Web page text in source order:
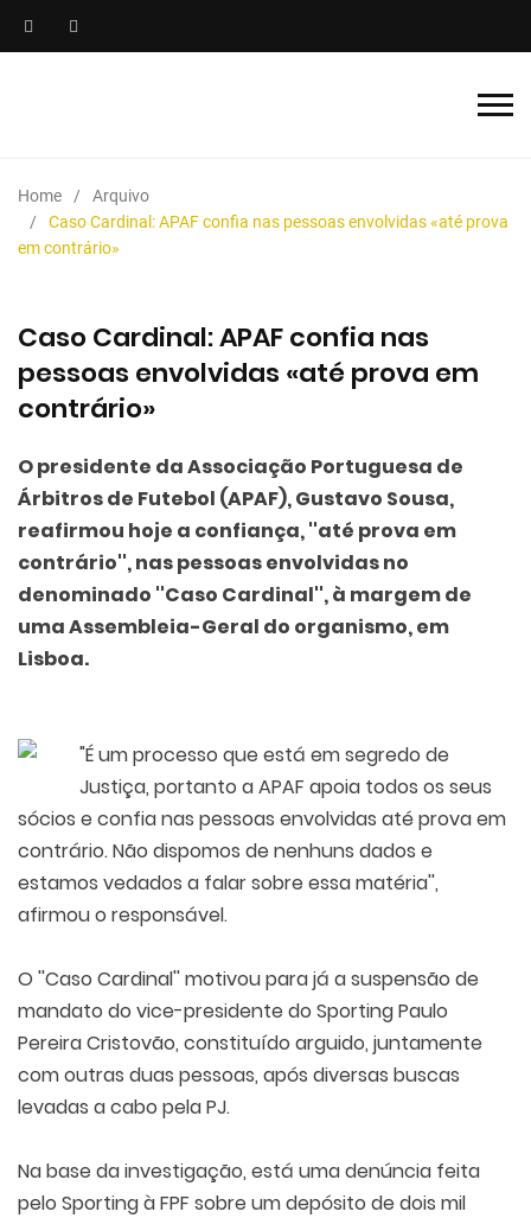
Home
Arquivo
Caso Cardinal: APAF confia nas pessoas envolvidas «até prova
em contrário»
Caso Cardinal: APAF confia nas
pessoas envolvidas «até prova em
contrário»
O presidente da Associação Portuguesa de
Árbitros de Futebol (APAF), Gustavo Sousa,
reafirmou hoje a confiança, ''até prova em
contrário'', nas pessoas envolvidas no
denominado ''Caso Cardinal'', à margem de
uma Assembleia-Geral do organismo, em
Lisboa.
"É um processo que está em segredo de
Justiça, portanto a APAF apoia todos os seus
sócios e confia nas pessoas envolvidas até prova em
contrário. Não dispomos de nenhuns dados e
estamos vedados a falar sobre essa matéria'',
afirmou o responsável.
O ''Caso Cardinal'' motivou para já a suspensão de
mandato do vice-presidente do Sporting Paulo
Pereira Cristovão, constituído arguido, juntamente
com outras duas pessoas, após diversas buscas
levadas a cabo pela PJ.
Na base da investigação, está uma denúncia feita
pelo Sporting à FPF sobre um depósito de dois mil